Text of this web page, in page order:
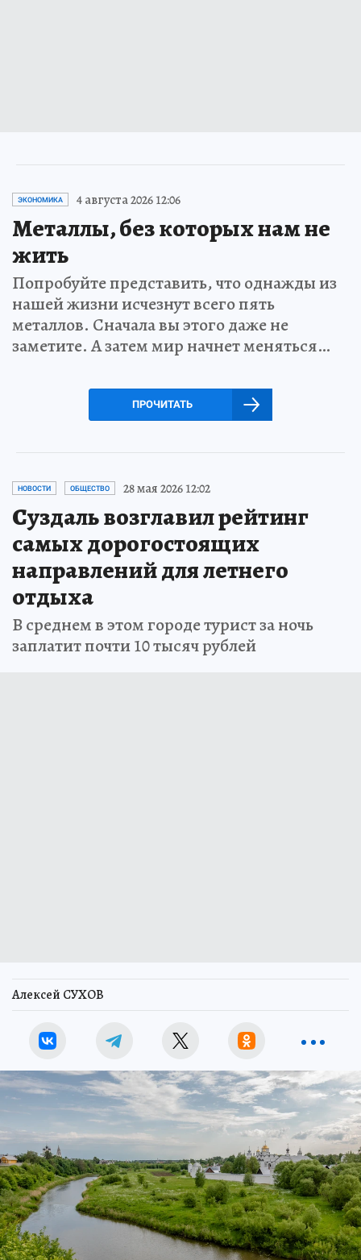
ЭКОНОМИКА 4 августа 2026 12:06
Металлы, без которых нам не
жить
Попробуйте представить, что однажды из
нашей жизни исчезнут всего пять
металлов. Сначала вы этого даже не
заметите. А затем мир начнет меняться…
ПРОЧИТАТЬ
НОВОСТИ ОБЩЕСТВО 28 мая 2026 12:02
Суздаль возглавил рейтинг
самых дорогостоящих
направлений для летнего
отдыха
В среднем в этом городе турист за ночь
заплатит почти 10 тысяч рублей
Алексей СУХОВ